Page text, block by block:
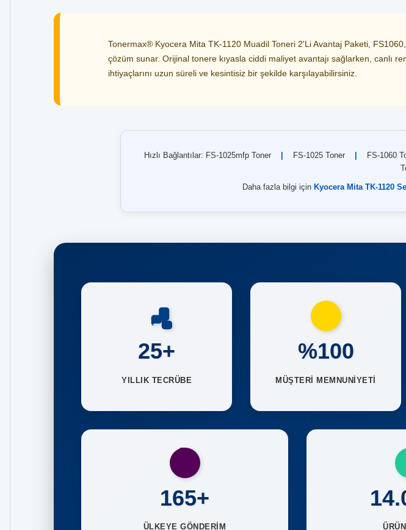
Tonermax® Kyocera Mita TK-1120 Muadil Toneri 2'Li Avantaj Paketi,
çözüm sunar. Orijinal tonere kıyasla ciddi maliyet avantajı sağlarken, canlı
ihtiyaçlarını uzun süreli ve kesintisiz bir şekilde karşılayabilirsiniz.
Hızlı Bağlantılar: FS-1025mfp Toner FS-1025 Toner FS-1060
Daha fazla bilgi için Kyocera Mita TK-1120
25+
YILLIK TECRÜBE
%100
MÜŞTERİ MEMNUNİYETİ
165+
ÜLKEYE GÖNDERİM